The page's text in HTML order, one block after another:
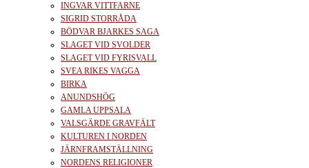
INGVAR VITTFARNE
SIGRID STORRÅDA
BÖDVAR BJARKES SAGA
SLAGET VID SVOLDER
SLAGET VID FYRISVALL
SVEA RIKES VAGGA
BIRKA
ANUNDSHÖG
GAMLA UPPSALA
VALSGÄRDE GRAVFÄLT
KULTUREN I NORDEN
JÄRNFRAMSTÄLLNING
NORDENS RELIGIONER